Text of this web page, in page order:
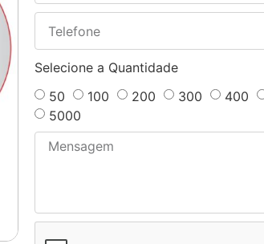
Selecione a Quantidade
50
100 200 300 400
5000